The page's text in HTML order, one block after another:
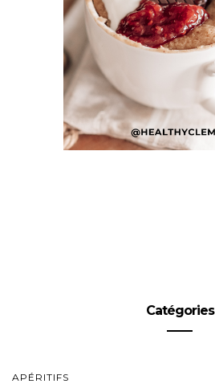
Catégories
APÉRITIFS